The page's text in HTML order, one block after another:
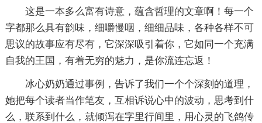
这是一本多么富有诗意，蕴含哲理的文章啊！每一个
字都那么具有韵味，细嚼慢咽，细细品味，各种各样不可
思议的故事应有尽有，它深深吸引着你，它如同一个充满
自我的王国，有着无穷的魅力，是你流连忘返！
冰心奶奶通过事例，告诉了我们一个个深刻的道理，
她把每个读者当作笔友，互相诉说心中的波动，思考到什
么，联系到什么，就倾泻在字里行间里，用心灵的飞鸽传